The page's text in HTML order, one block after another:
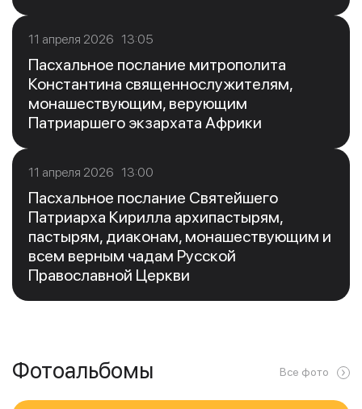
11 апреля 2026 13:05
Пасхальное послание митрополита
Константина священнослужителям,
монашествующим, верующим
Патриаршего экзархата Африки
11 апреля 2026 13:00
Пасхальное послание Святейшего
Патриарха Кирилла архипастырям,
пастырям, диаконам, монашествующим и
всем верным чадам Русской
Православной Церкви
Фотоальбомы Все фото